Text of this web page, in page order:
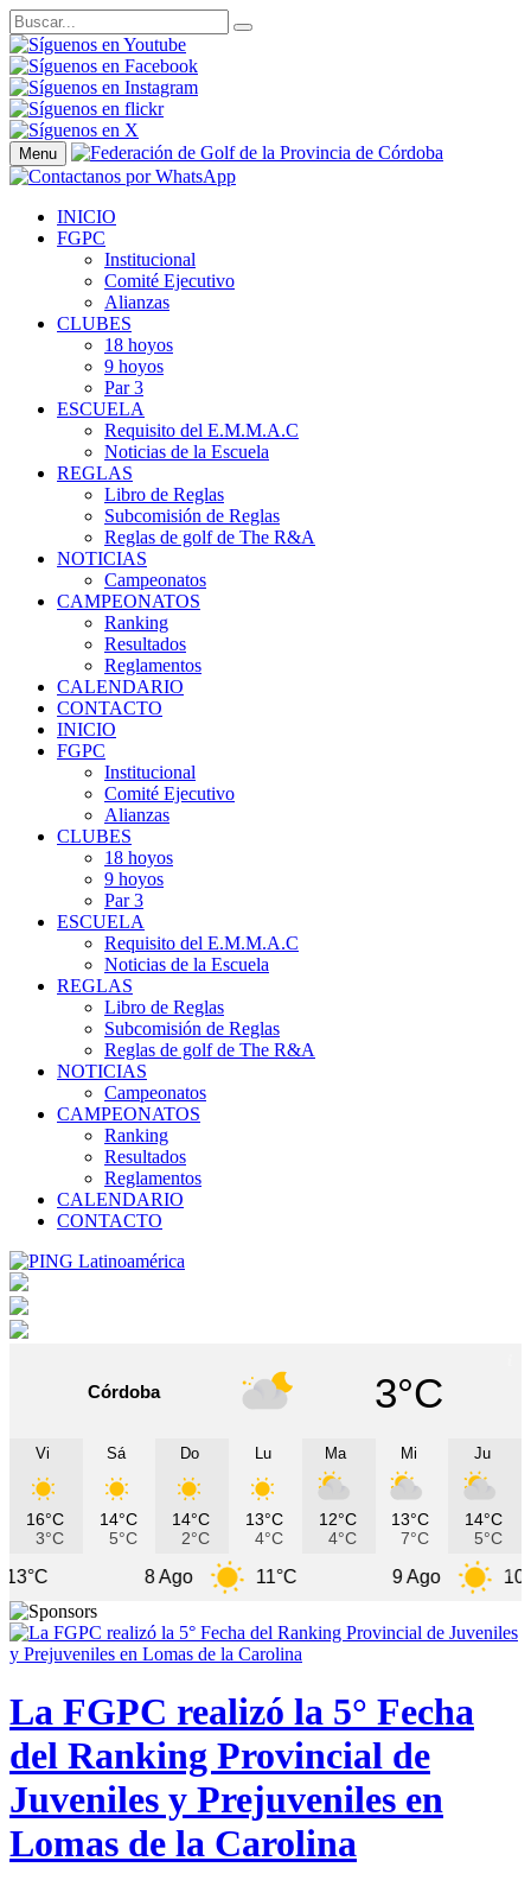
Menu
INICIO
FGPC
Institucional
Comité Ejecutivo
Alianzas
CLUBES
18 hoyos
9 hoyos
Par 3
ESCUELA
Requisito del E.M.M.A.C
Noticias de la Escuela
REGLAS
Libro de Reglas
Subcomisión de Reglas
Reglas de golf de The R&A
NOTICIAS
Campeonatos
CAMPEONATOS
Ranking
Resultados
Reglamentos
CALENDARIO
CONTACTO
INICIO
FGPC
Institucional
Comité Ejecutivo
Alianzas
CLUBES
18 hoyos
9 hoyos
Par 3
ESCUELA
Requisito del E.M.M.A.C
Noticias de la Escuela
REGLAS
Libro de Reglas
Subcomisión de Reglas
Reglas de golf de The R&A
NOTICIAS
Campeonatos
CAMPEONATOS
Ranking
Resultados
Reglamentos
CALENDARIO
CONTACTO
Córdoba 3°C
Vi
16°C
3°C
Sá
14°C
5°C
Do
14°C
2°C
Lu
13°C
4°C
Ma
12°C
4°C
Mi
13°C
7°C
Ju
14°C
5°C
11°C 10°C
La FGPC realizó la 5° Fecha
del Ranking Provincial de
Juveniles y Prejuveniles en
Lomas de la Carolina